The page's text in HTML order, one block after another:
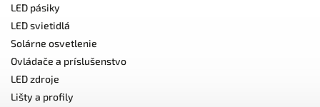
LED pásiky
LED svietidlá
Solárne osvetlenie
Ovládače a príslušenstvo
LED zdroje
Lišty a profily